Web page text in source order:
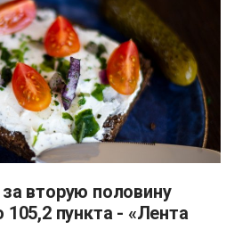
пункта - «Лента